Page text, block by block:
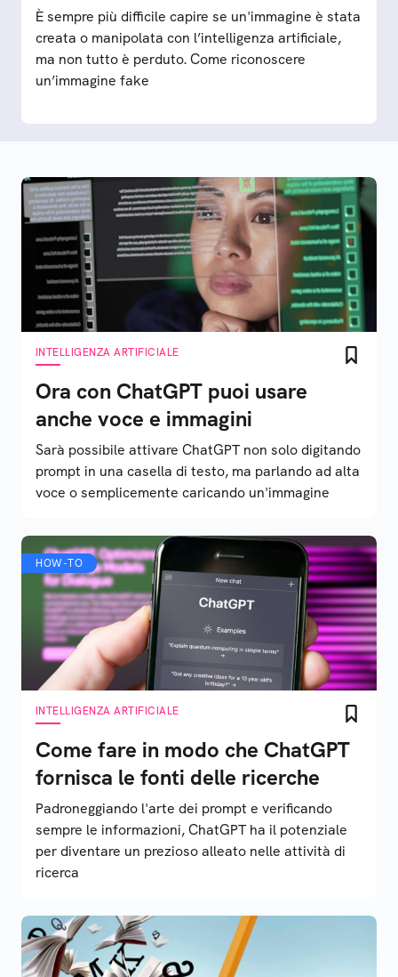
È sempre più difficile capire se un'immagine è stata
creata o manipolata con l’intelligenza artificiale,
ma non tutto è perduto. Come riconoscere
un’immagine fake
INTELLIGENZA ARTIFICIALE
Ora con ChatGPT puoi usare
anche voce e immagini
Sarà possibile attivare ChatGPT non solo digitando
prompt in una casella di testo, ma parlando ad alta
voce o semplicemente caricando un'immagine
HOW-TO
INTELLIGENZA ARTIFICIALE
Come fare in modo che ChatGPT
fornisca le fonti delle ricerche
Padroneggiando l'arte dei prompt e verificando
sempre le informazioni, ChatGPT ha il potenziale
per diventare un prezioso alleato nelle attività di
ricerca